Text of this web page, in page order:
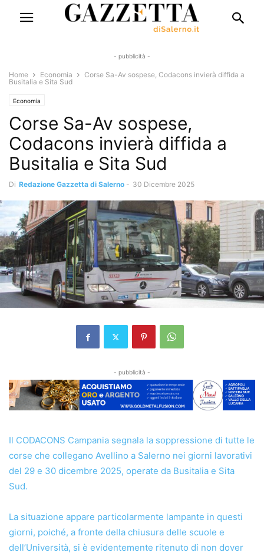
- pubblicità -
Home Economia
Corse Sa-Av sospese, Codacons invierà diffida a
Busitalia e Sita Sud
Economia
Corse Sa-Av sospese,
Codacons invierà diffida a
Busitalia e Sita Sud
Di Redazione Gazzetta di Salerno - 30 Dicembre 2025
- pubblicità -
Il CODACONS Campania segnala la soppressione di tutte le
corse che collegano Avellino a Salerno nei giorni lavorativi
del 29 e 30 dicembre 2025, operate da Busitalia e Sita
Sud.
La situazione appare particolarmente lampante in questi
giorni, poiché, a fronte della chiusura delle scuole e
dell’Università, si è evidentemente ritenuto di non dover